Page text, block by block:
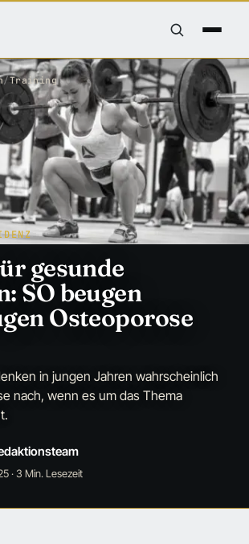
/Training
gesunde
SO beugen
Osteoporose
in jungen Jahren wahrscheinlich
nach, wenn es um das Thema
· 3 Min. Lesezeit